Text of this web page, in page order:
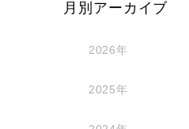
月別アーカイブ
2026年
2025年